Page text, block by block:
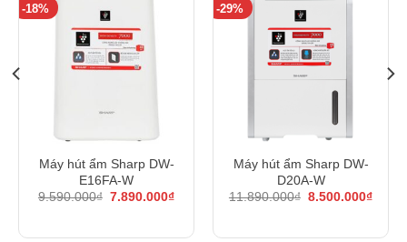
-18%
Máy hút ẩm Sharp DW-
E16FA-W
9.590.000₫ Giá
9.590.000₫.
7.890.000₫Giá
là:
-29%
Máy hút ẩm Sharp DW-
D20A-W
11.890.000₫ Giá
11.890.000₫.
8.500.000₫Giá
là: